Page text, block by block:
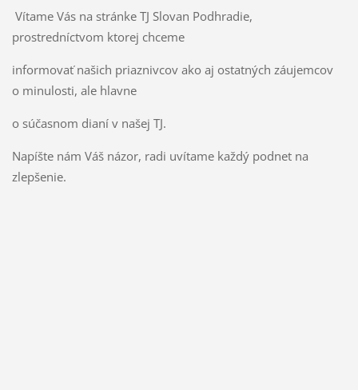
Vítame Vás na stránke TJ Slovan Podhradie,
prostredníctvom ktorej chceme
informovať našich priaznivcov ako aj ostatných záujemcov
o minulosti, ale hlavne
o súčasnom dianí v našej TJ.
Napíšte nám Váš názor, radi uvítame každý podnet na
zlepšenie.